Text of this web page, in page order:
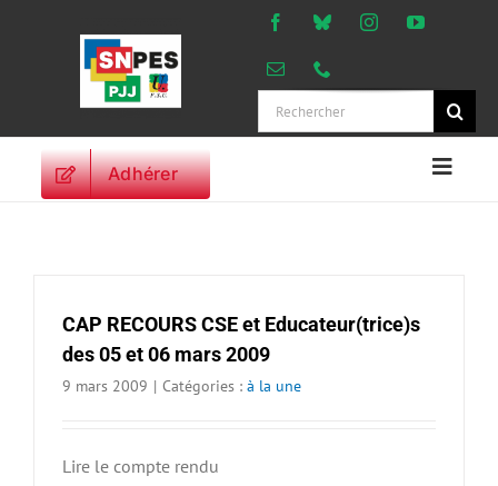
Rechercher:
Adhérer
PROFESSIONNELLES
CAP RECOURS CSE et Educateur(trice)s
des 05 et 06 mars 2009
9 mars 2009 | Catégories : à la une
Lire le compte rendu